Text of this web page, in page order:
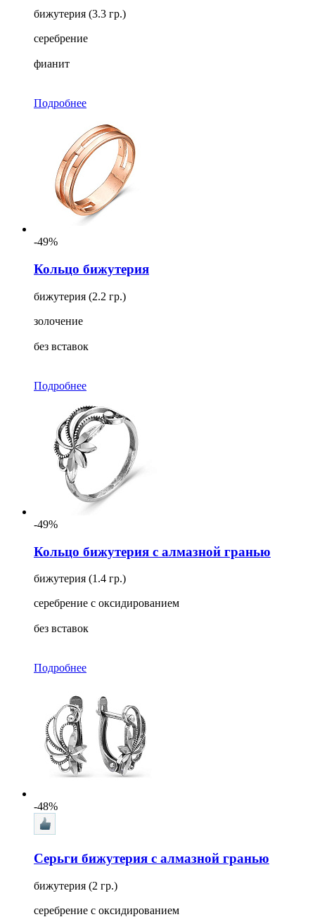
бижутерия (3.3 гр.)
серебрение
фианит
Подробнее
-49%
Кольцо бижутерия
бижутерия (2.2 гр.)
золочение
без вставок
Подробнее
-49%
Кольцо бижутерия с алмазной гранью
бижутерия (1.4 гр.)
серебрение с оксидированием
без вставок
Подробнее
-48%
Серьги бижутерия с алмазной гранью
бижутерия (2 гр.)
серебрение с оксидированием